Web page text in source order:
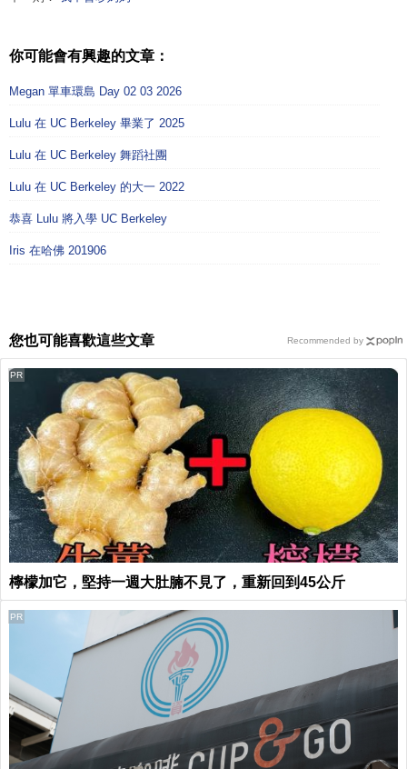
你可能會有興趣的文章：
Megan 單車環島 Day 02 03 2026
Lulu 在 UC Berkeley 畢業了 2025
Lulu 在 UC Berkeley 舞蹈社團
Lulu 在 UC Berkeley 的大一 2022
恭喜 Lulu 將入學 UC Berkeley
Iris 在哈佛 201906
您也可能喜歡這些文章
檸檬加它，堅持一週大肚腩不見了，重新回到45公斤
PR
PR
Recommended by